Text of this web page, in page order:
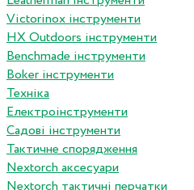
Victorinox інструменти
HX Outdoors інструменти
Benchmade інструменти
Boker інструменти
Техніка
Електроінструменти
Садові інструменти
Тактичне спорядження
Nextorch аксесуари